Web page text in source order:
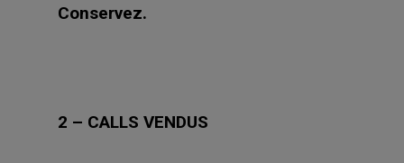
Conservez.
2 – CALLS VENDUS